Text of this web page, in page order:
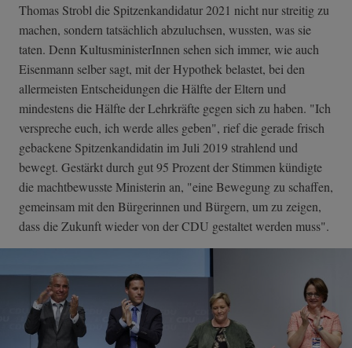
Thomas Strobl die Spitzenkandidatur 2021 nicht nur streitig zu
machen, sondern tatsächlich abzuluchsen, wussten, was sie
taten. Denn KultusministerInnen sehen sich immer, wie auch
Eisenmann selber sagt, mit der Hypothek belastet, bei den
allermeisten Entscheidungen die Hälfte der Eltern und
mindestens die Hälfte der Lehrkräfte gegen sich zu haben. "Ich
verspreche euch, ich werde alles geben", rief die gerade frisch
gebackene Spitzenkandidatin im Juli 2019 strahlend und
bewegt. Gestärkt durch gut 95 Prozent der Stimmen kündigte
die machtbewusste Ministerin an, "eine Bewegung zu schaffen,
gemeinsam mit den Bürgerinnen und Bürgern, um zu zeigen,
dass die Zukunft wieder von der CDU gestaltet werden muss".